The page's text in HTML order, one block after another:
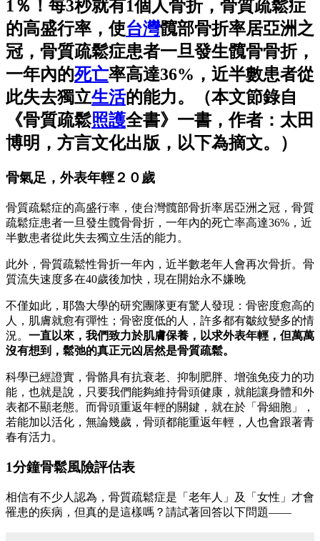
1％！每3秒就有1個人骨折，骨質疏鬆症
的高盛行率，使台灣髖部骨折率居亞洲之
冠，骨質疏鬆症患者一旦發生髖骨骨折，
一年內的死亡率高達36%，近半數患者從
此失去獨立生活的能力。（本文節錄自
《骨質疏鬆照護全書》一書，作者：太田
博明，方言文化出版，以下為摘文。）
骨氣足，外表年輕２０歲
骨質疏鬆症的高盛行率，使台灣髖部骨折率居亞洲之冠，骨質
疏鬆症患者一旦發生髖骨骨折，一年內的死亡率高達36%，近
半數患者從此失去獨立生活的能力。
此外，骨質疏鬆性骨折一年內，近半數老年人會再次骨折。骨
質流失速度多在40歲後加快，現在開始永不嫌晚
不僅如此，耶魯大學的研究團隊更有驚人發現：骨密度愈高的
人，肌膚就愈有彈性；骨密度低的人，許多都有皺紋變多的情
況。 一直以來，我們致力於肌膚保養，以求外表年輕，但萬萬
沒有想到，鬆弛的真正元凶居然是骨質疏鬆。
科學已經證實，骨骼具有抗衰老、抑制肥胖、增強免疫力的功
能，也就是說，只要我們能夠維持骨頭健康，就能讓身體和外
表都不顯老態。而骨頭重返年輕的關鍵，就在於「骨細胞」，
若能加以活化，無論幾歲，骨頭都能重返年輕，人也會跟著青
春有活力。
1分鐘骨鬆風險評估表
相信有不少人認為，骨質疏鬆症是「老年人」及「女性」才會
罹患的疾病，但真的是這樣嗎？請試著回答以下問題——